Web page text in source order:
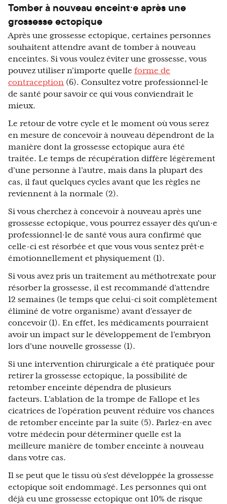
Tomber à nouveau enceint·e après une
grossesse ectopique
Après une grossesse ectopique, certaines personnes
souhaitent attendre avant de tomber à nouveau
enceintes. Si vous voulez éviter une grossesse, vous
pouvez utiliser n'importe quelle forme de
contraception (6). Consultez votre professionnel·le
de santé pour savoir ce qui vous conviendrait le
mieux.
Le retour de votre cycle et le moment où vous serez
en mesure de concevoir à nouveau dépendront de la
manière dont la grossesse ectopique aura été
traitée. Le temps de récupération diffère légèrement
d'une personne à l'autre, mais dans la plupart des
cas, il faut quelques cycles avant que les règles ne
reviennent à la normale (2).
Si vous cherchez à concevoir à nouveau après une
grossesse ectopique, vous pourrez essayer dès qu'un·e
professionnel·le de santé vous aura confirmé que
celle-ci est résorbée et que vous vous sentez prêt·e
émotionnellement et physiquement (1).
Si vous avez pris un traitement au méthotrexate pour
résorber la grossesse, il est recommandé d'attendre
12 semaines (le temps que celui-ci soit complètement
éliminé de votre organisme) avant d'essayer de
concevoir (1). En effet, les médicaments pourraient
avoir un impact sur le développement de l'embryon
lors d'une nouvelle grossesse (1).
Si une intervention chirurgicale a été pratiquée pour
retirer la grossesse ectopique, la possibilité de
retomber enceinte dépendra de plusieurs
facteurs. L'ablation de la trompe de Fallope et les
cicatrices de l'opération peuvent réduire vos chances
de retomber enceinte par la suite (5). Parlez-en avec
votre médecin pour déterminer quelle est la
meilleure manière de tomber enceinte à nouveau
dans votre cas.
Il se peut que le tissu où s'est développée la grossesse
ectopique soit endommagé. Les personnes qui ont
déjà eu une grossesse ectopique ont 10% de risque